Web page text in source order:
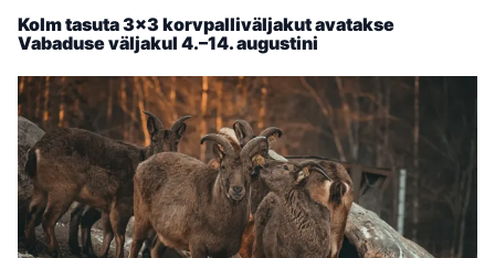
Kolm tasuta 3×3 korvpalliväljakut avatakse
Vabaduse väljakul 4.–14. augustini